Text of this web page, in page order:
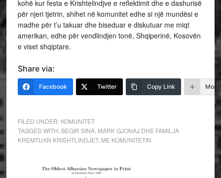
kohë kur festa e Krishtelindjve e reflektimit dhe e dashurisë
për njeri tjetrin, shihet në komunitet edhe si një mundësi e
madhe për t’u takuar dhe biseduar e diskutuar me miqt
amerikan, edhe për vendlindjen tonë, Shqiperinë, Kosovën
e viset shqiptare.
Share via:
Facebook Twitter Copy Link More
FILED UNDER: KOMUNITET
TAGGED WITH: BEQIR SINA, MARK GJONAJ DHE FAMILJA
KREMTUAN KRISHTLINDJET, ME KOMUNITETIN